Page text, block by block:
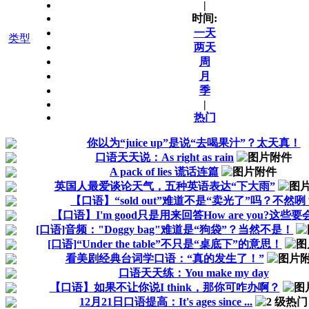
类型
|
时间:
一天
两天
周
月
季
|
热门
你以为“juice up”是说“去喝果汁”？太天真！
口语天天说：As right as rain
A pack of lies 谎话连篇
英国人最爱谈论天气，五种英语表达“下大雨”
【口语】“sold out”难道不是“卖光了”吗？不然咧
【口语】I'm good只是用来回答How are you?这些要
[口语]音频："Doggy bag"难道是“狗袋”？当然不是！
[口语]“Under the table”不只是“桌底下”的意思！
看美剧经典台词学口语：“真的发生了！”
口语天天练：You make my day
【口语】如果不让你说I think，那你可咋办啊？
12月21日口语提高：It's ages since ...